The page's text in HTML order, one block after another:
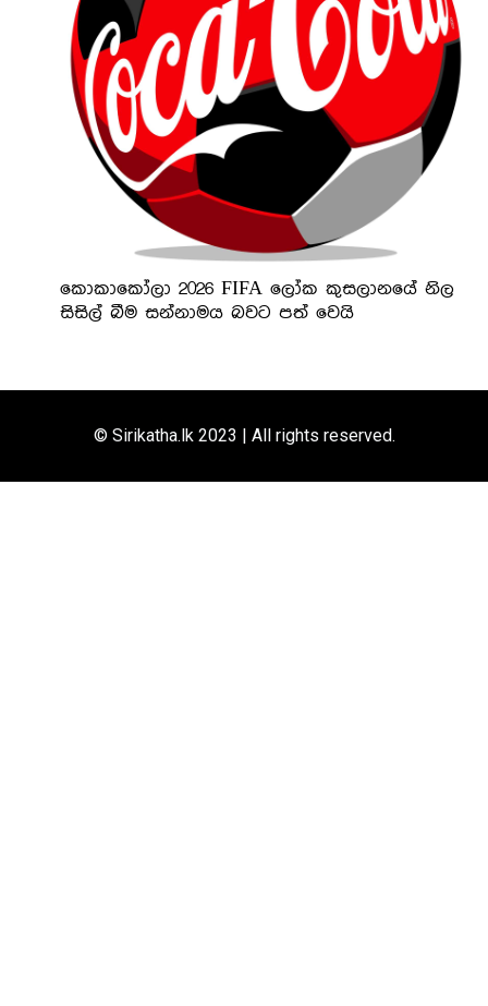
කොකාකෝලා 2026 FIFA ලෝක කුසලානයේ නිල
සිසිල් බීම සන්නාමය බවට පත් වෙයි
© Sirikatha.lk 2023 | All rights reserved.